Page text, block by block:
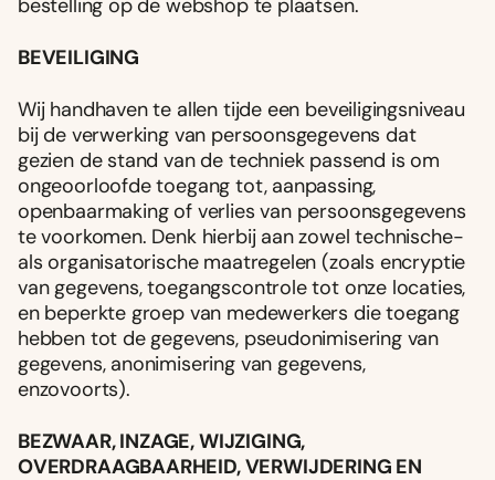
bestelling op de webshop te plaatsen.
BEVEILIGING
Wij handhaven te allen tijde een beveiligingsniveau
bij de verwerking van persoonsgegevens dat
gezien de stand van de techniek passend is om
ongeoorloofde toegang tot, aanpassing,
openbaarmaking of verlies van persoonsgegevens
te voorkomen. Denk hierbij aan zowel technische-
als organisatorische maatregelen (zoals encryptie
van gegevens, toegangscontrole tot onze locaties,
en beperkte groep van medewerkers die toegang
hebben tot de gegevens, pseudonimisering van
gegevens, anonimisering van gegevens,
enzovoorts).
BEZWAAR, INZAGE, WIJZIGING,
OVERDRAAGBAARHEID, VERWIJDERING EN